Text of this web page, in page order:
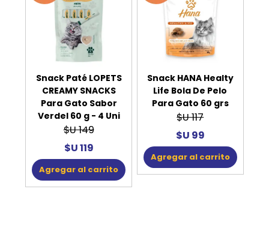
Snack Paté LOPETS
CREAMY SNACKS
Para Gato Sabor
Verdel 60 g - 4 Uni
$U 149
$U 119
Agregar al carrito
Snack HANA Healty
Life Bola De Pelo
Para Gato 60 grs
$U 117
$U 99
Agregar al carrito